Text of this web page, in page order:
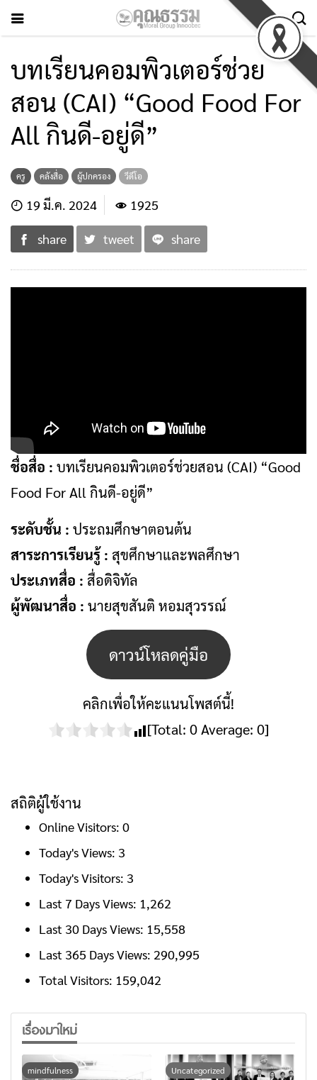
บทเรียนคอมพิวเตอร์ช่วย
สอน (CAI) “Good Food For
All กินดี-อยู่ดี”
ครู คลังสื่อ ผู้ปกครอง วีดีโอ
19 มี.ค. 2024 1925
share tweet share
ชื่อสื่อ : บทเรียนคอมพิวเตอร์ช่วยสอน (CAI) “Good
Food For All กินดี-อยู่ดี”
ระดับชั้น : ประถมศึกษาตอนต้น
สาระการเรียนรู้ : สุขศึกษาและพลศึกษา
ประเภทสื่อ : สื่อดิจิทัล
ผู้พัฒนาสื่อ : นายสุขสันติ หอมสุวรรณ์
ดาวน์โหลดคู่มือ
คลิกเพื่อให้คะแนนโพสต์นี้!
[Total: 0Average: 0]
สถิติผู้ใช้งาน
Online Visitors: 0
Today's Views: 3
Today's Visitors: 3
Last 7 Days Views: 1,262
Last 30 Days Views: 15,558
Last 365 Days Views: 290,995
Total Visitors: 159,042
เรื่องมาใหม่
mindfulness
Uncategorized